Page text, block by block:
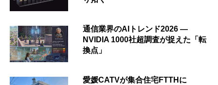
通信業界のAIトレンド2026 ―
NVIDIA 1000社超調査が捉えた「転
換点」
愛媛CATVが集合住宅FTTHに